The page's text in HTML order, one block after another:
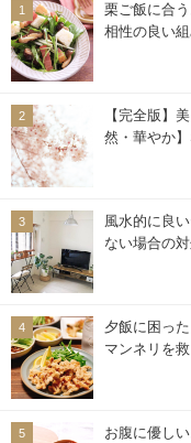
栗ご飯に合
相性の良い
【完全版】
然・華やか
風水的に良
ない場合の
夕飯に困っ
マンネリを
お腹に優し